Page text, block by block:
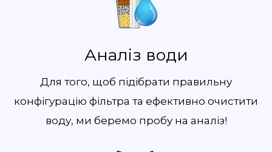
Аналіз води
Для того, щоб підібрати правильну
конфігурацію фільтра та ефективно очистити
воду, ми беремо пробу на аналіз!